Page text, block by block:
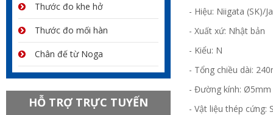
- Hiệu: Niigata (SK)/
- Xuất xứ: Nhật bản
- Kiểu: N
- Tổng chiều dài:
- Đường kính: Ø5mm
- Vật liệu thép cứng:
Thước đo khe hở
Thước đo mối hàn
Chân đế từ Noga
HỖ TRỢ TRỰC TUYẾN